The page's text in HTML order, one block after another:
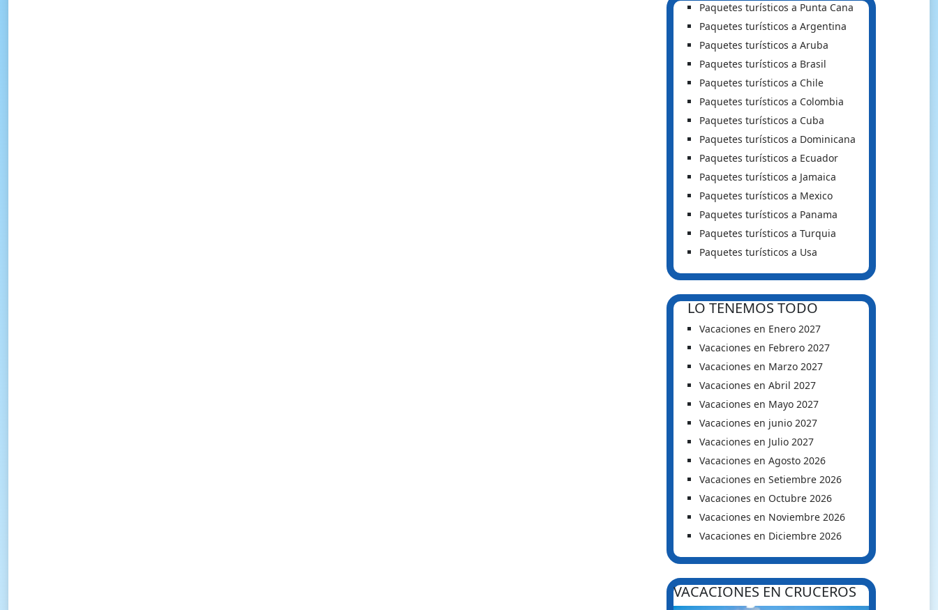
Paquetes turísticos a Punta Cana
Paquetes turísticos a Argentina
Paquetes turísticos a Aruba
Paquetes turísticos a Brasil
Paquetes turísticos a Chile
Paquetes turísticos a Colombia
Paquetes turísticos a Cuba
Paquetes turísticos a Dominicana
Paquetes turísticos a Ecuador
Paquetes turísticos a Jamaica
Paquetes turísticos a Mexico
Paquetes turísticos a Panama
Paquetes turísticos a Turquia
Paquetes turísticos a Usa
LO TENEMOS TODO
Vacaciones en Enero 2027
Vacaciones en Febrero 2027
Vacaciones en Marzo 2027
Vacaciones en Abril 2027
Vacaciones en Mayo 2027
Vacaciones en junio 2027
Vacaciones en Julio 2027
Vacaciones en Agosto 2026
Vacaciones en Setiembre 2026
Vacaciones en Octubre 2026
Vacaciones en Noviembre 2026
Vacaciones en Diciembre 2026
VACACIONES EN CRUCEROS